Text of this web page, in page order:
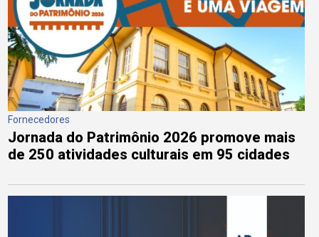
Fornecedores
Jornada do Patrimônio 2026 promove mais
de 250 atividades culturais em 95 cidades